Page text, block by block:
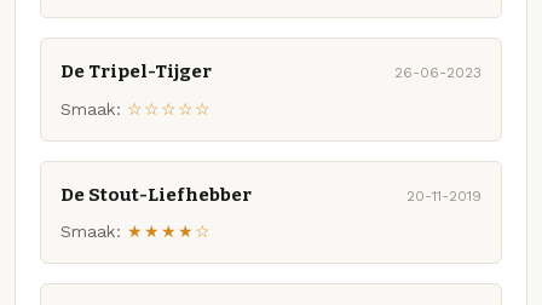
De Tripel-Tijger 26-06-2023
Smaak: ☆☆☆☆☆
De Stout-Liefhebber 20-11-2019
Smaak: ★★★★☆